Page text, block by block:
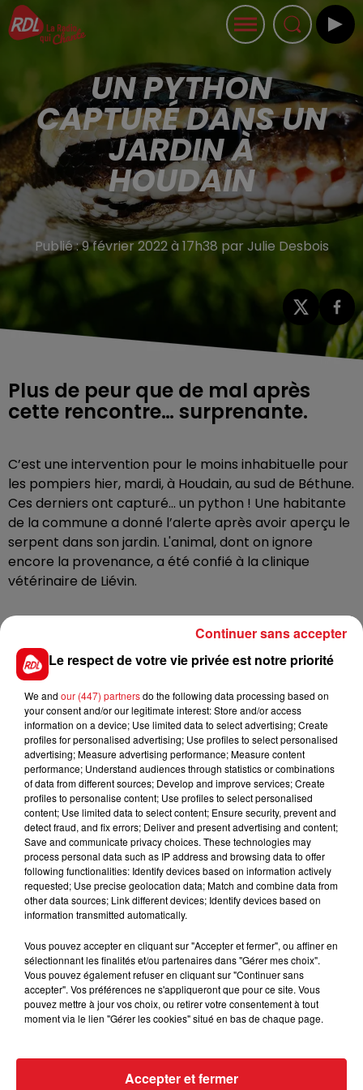
UN PYTHON
CAPTURÉ DANS UN
JARDIN À
HOUDAIN
Publié : 9 février 2022 à 17h38 par Julie Desbois
Plus de peur que de mal après
cette rencontre… surprenante.
C’est une intervention pour le moins inhabituelle pour
les pompiers hier, mardi, à Houdain, au sud de Béthune.
Ces derniers ont capturé… un python ! Une habitante
de la commune a donné l’alerte après avoir aperçu le
serpent dans son jardin. L'animal, dont on ignore
encore la provenance, a été confié à la clinique
vétérinaire de Liévin.
FIL D'ACTUS
15 juillet 2026
BÉTHUNE: ENQUÊTE POUR HOMICIDE
VOLONTAIRE EN COURS, APRÈS LA...
Selon les premiers éléments, le logement servait
à des prostituées
13 juillet 2026
LA BASE DE LOISIRS
La victime a coulé à pic
Le respect de votre vie privée est notre priorité
We and our (447) partnersdo the following data processing based on
your consent and/or our legitimate interest: Store and/or access
information on a device; Use limited data to select advertising; Create
profiles for personalised advertising; Use profiles to select personalised
advertising; Measure advertising performance; Measure content
performance; Understand audiences through statistics or combinations
of data from different sources; Develop and improve services; Create
profiles to personalise content; Use profiles to select personalised
content; Use limited data to select content; Ensure security, prevent and
detect fraud, and fix errors; Deliver and present advertising and content;
Save and communicate privacy choices. These technologies may
process personal data such as IP address and browsing data to offer
following functionalities: Identify devices based on information actively
requested; Use precise geolocation data; Match and combine data from
other data sources; Link different devices; Identify devices based on
information transmitted automatically.
Vous pouvez accepter en cliquant sur "Accepter et fermer", ou affiner en
sélectionnant les finalités et/ou partenaires dans "Gérer mes choix".
Vous pouvez également refuser en cliquant sur "Continuer sans
accepter". Vos préférences ne s'appliqueront que pour ce site. Vous
pouvez mettre à jour vos choix, ou retirer votre consentement à tout
moment via le lien "Gérer les cookies" situé en bas de chaque page.
Accepter et fermer
Continuer sans accepter